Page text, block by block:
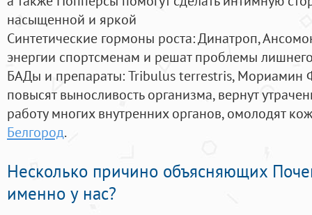
насыщенной и яркой
Синтетические гормоны роста: Динатроп,
энергии спортсменам и решат проблемы
БАДы и препараты:Tribulus terrestris, Мориамин
повысят выносливость организма, вернут
работу многих внутренних органов, омолодят
Белгород.
Несколько причино объясняющих
именно у нас?